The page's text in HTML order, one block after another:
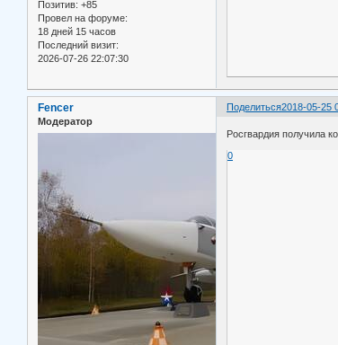
Позитив: +85
Провел на форуме:
18 дней 15 часов
Последний визит:
2026-07-26 22:07:30
Поделиться2018-05-25
Fencer
Модератор
Росгвардия получила
0